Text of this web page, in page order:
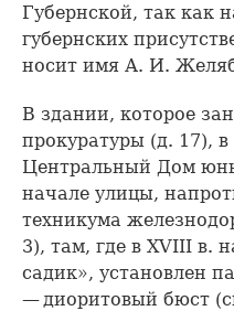
Губернской, так как
губернских
носит имя А. И.
В здании, которое
прокуратуры (д. 17),
Центральный Дом
начале улицы,
техникума
3), там, где в XVIII в.
садик», установлен
— диоритовый бюст